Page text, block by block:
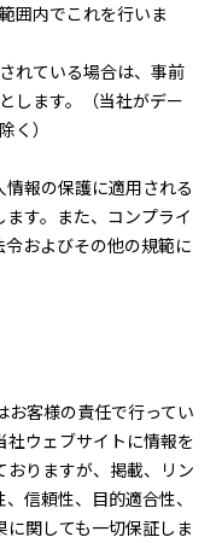
囲内でこれを行いま
れている場合は、事前
します。（当社がデー
く）
報の保護に適用される
す。また、コンプライ
およびその他の規範に
お客様の責任で行ってい
社ウェブサイトに情報を
おりますが、掲載、リン
信頼性、目的適合性、
関しても一切保証しま